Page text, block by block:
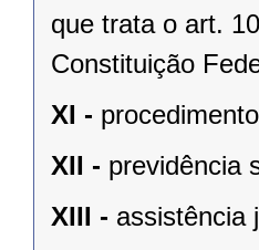
que trata o art.
Constituição
XI -
XII - previdência
XIII - assistência